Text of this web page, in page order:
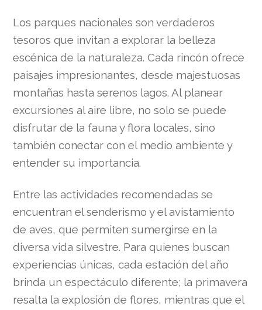
Los parques nacionales son verdaderos
tesoros que invitan a explorar la belleza
escénica de la naturaleza. Cada rincón ofrece
paisajes impresionantes, desde majestuosas
montañas hasta serenos lagos. Al planear
excursiones al aire libre, no solo se puede
disfrutar de la fauna y flora locales, sino
también conectar con el medio ambiente y
entender su importancia.
Entre las actividades recomendadas se
encuentran el senderismo y el avistamiento
de aves, que permiten sumergirse en la
diversa vida silvestre. Para quienes buscan
experiencias únicas, cada estación del año
brinda un espectáculo diferente; la primavera
resalta la explosión de flores, mientras que el